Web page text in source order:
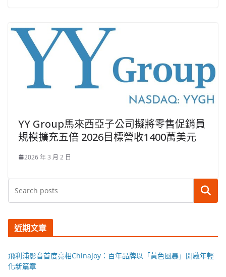
YY Group馬來西亞子公司擬將零售促銷員
規模擴充五倍 2026目標營收1400萬美元
2026 年 3 月 2 日
搜尋
近期文章
飛利浦影音首度亮相ChinaJoy：百年品牌以「黃色風暴」開啟年輕
化新篇章